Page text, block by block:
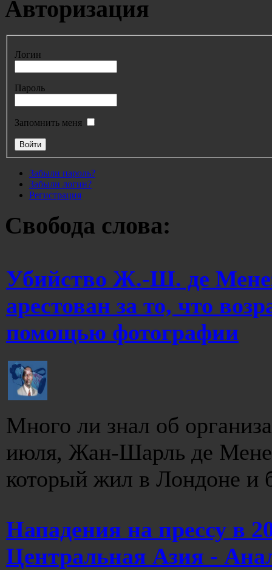
Авторизация
Логин
Пароль
Запомнить меня
Забыли пароль?
Забыли логин?
Регистрация
Свобода слова:
Убийство Ж.-Ш. де
арестован за то, что
помощью фотографии
Много ли знал об
июля, Жан-Шарль де
который жил в Лондоне и
Нападения на прессу в
Центральная Азия -